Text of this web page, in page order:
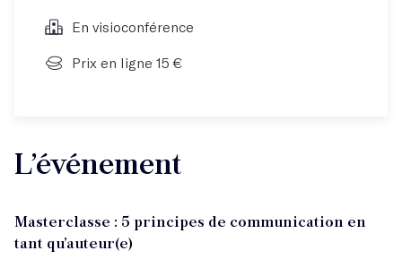
En visioconférence
Prix en ligne 15 €
L’événement
Masterclasse : 5 principes de communication en
tant qu’auteur(e)